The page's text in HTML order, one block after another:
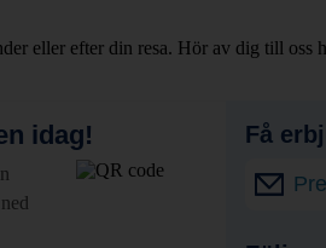
eller efter din resa. Hör av dig till oss
idag! Få